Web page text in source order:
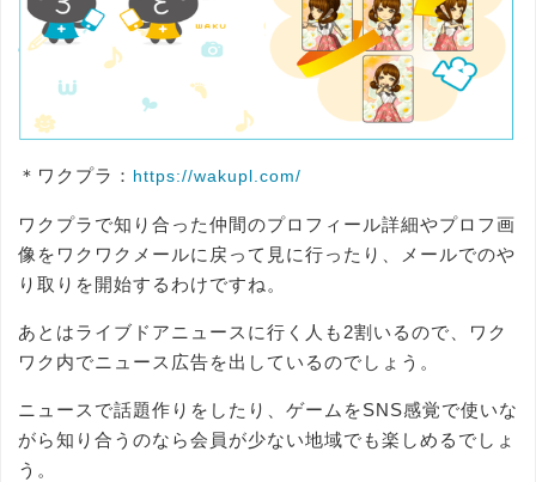
＊ワクプラ： https://wakupl.com/
ワクプラで知り合った仲間のプロフィール詳細やプロフ画
像をワクワクメールに戻って見に行ったり、メールでのや
り取りを開始するわけですね。
あとはライブドアニュースに行く人も2割いるので、ワク
ワク内でニュース広告を出しているのでしょう。
ニュースで話題作りをしたり、ゲームをSNS感覚で使いな
がら知り合うのなら会員が少ない地域でも楽しめるでしょ
う。